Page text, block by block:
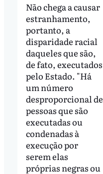
Não chega a causar
estranhamento,
portanto, a
disparidade racial
daqueles que são,
de fato, executados
pelo Estado. "Há
um número
desproporcional de
pessoas que são
executadas ou
condenadas à
execução por
serem elas
próprias negras ou